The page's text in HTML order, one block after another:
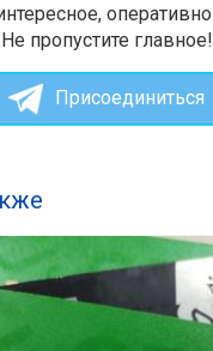
Не пропустите главное!
Присоединиться